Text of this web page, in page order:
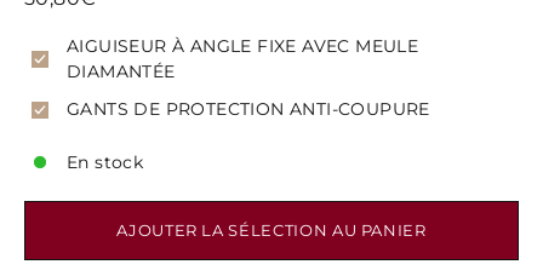
AIGUISEUR À ANGLE FIXE AVEC MEULE
DIAMANTÉE
GANTS DE PROTECTION ANTI-COUPURE
En stock
AJOUTER LA SÉLECTION AU PANIER